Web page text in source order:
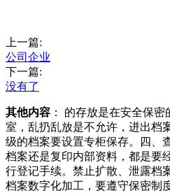
上一篇:
公司企业
下一篇:
没有了
其他内容 ： 的存放是在安全保
室，乱扔乱放是不允许，进出档
级的档案要设置专柜保存。四、
档案还是复印内部资料，都是要
行登记手续。禁止扩散、泄露档
档案数字化加工，要遵守保密制